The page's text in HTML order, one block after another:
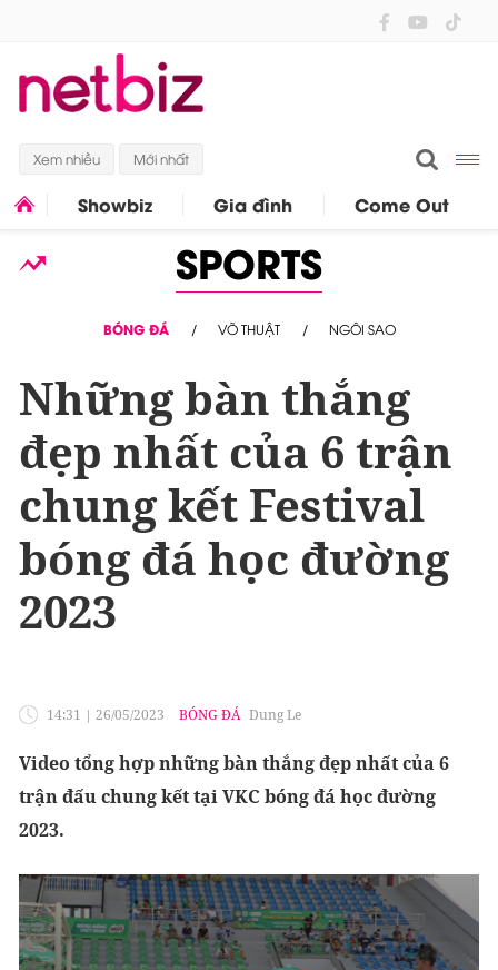
Xem nhiều Mới nhất
Showbiz Gia đình Come Out
SPORTS
BÓNG ĐÁ VÕ THUẬT NGÔI SAO
Những bàn thắng
đẹp nhất của 6 trận
chung kết Festival
bóng đá học đường
2023
14:31 | 26/05/2023 BÓNG ĐÁ Dung Le
Video tổng hợp những bàn thắng đẹp nhất của 6
trận đấu chung kết tại VKC bóng đá học đường
2023.